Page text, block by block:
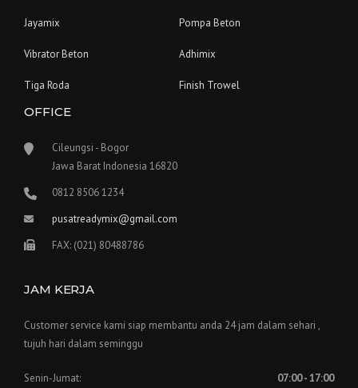
Jayamix Pompa Beton
Vibrator Beton Adhimix
Tiga Roda Finish Trowel
OFFICE
Cileungsi - Bogor
Jawa Barat Indonesia 16820
0812 8506 1234
pusatreadymix@gmail.com
FAX: (021) 80488786
JAM KERJA
Customer service kami siap membantu anda 24 jam dalam sehari ,
tujuh hari dalam seminggu
Senin-Jumat: 07:00 - 17:00